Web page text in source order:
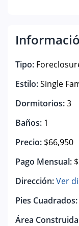
Tipo:
Estilo:Single
Dormitorios:3
Baños: 1
Precio: $66,950
Pago Mensual:
Dirección:Ver
Pies Cuadrados:
Área